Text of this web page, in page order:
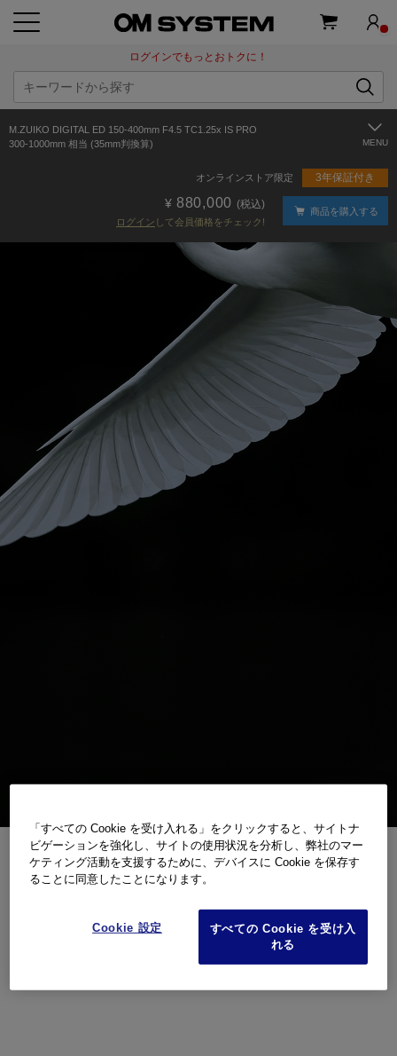
ログインでもっとおトクに！
M.ZUIKO DIGITAL ED 150-400mm F4.5 TC1.25x IS PRO
300-1000mm 相当 (35mm判換算)
オンラインストア限定 3年保証付き
880,000 (税込)
ログイン して会員価格をチェック!
商品を購入する
「すべての Cookie を受け入れる」をクリックすると、サイトナ
ビゲーションを強化し、サイトの使用状況を分析し、弊社のマー
ケティング活動を支援するために、デバイスに Cookie を保存す
ることに同意したことになります。
Cookie 設定
すべての Cookie を受け入
れる